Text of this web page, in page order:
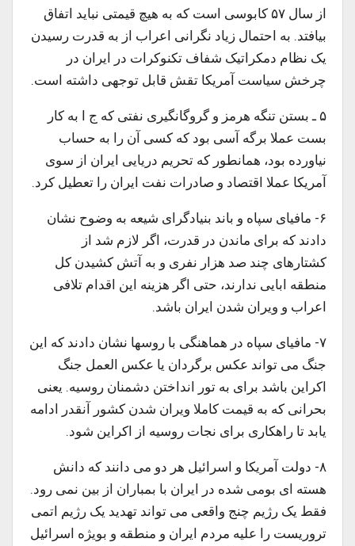
از سال ۵۷ کابوسی است که به هیچ قیمتی نباید اتفاق
بیافتد. به احتمال زیاد نگرانی اعراب از به قدرت رسیدن
یک نظام دمکراتیک شفاف تکنوکرات در ایران در
چرخش سیاست آمریکا تقش قابل توجهی داشته است.
۵ ـ بستن تنگه هرمز و گروگانگیری نفتی که ج ا به کار
بست عملا برگه آسی بود که کسی آن را به حساب
نیاورده بود، همانطور که تحریم دریایی ایران از سوی
آمریکا عملا اقتصاد و صادرات نفت ایران را تعطیل کرد.
۶- مافیای سپاه و باند بنیادگرای شیعه به وضوح نشان
دادند که برای ماندن در قدرت، اگر لازم شد از
کشتارهای چند صد هزار نفری و به آتش کشیدن کل
منطقه ابایی ندارند، حتی اگر هزینه این اقدام تلافی
اعراب و ویران شدن ایران باشد.
۷- مافیای سپاه در هماهنگی با روسها نشان دادند که این
جنگ می تواند عکس برگردان یا عکس العمل جنگ
اکراین باشد برای به تور انداختن دشمنان روسیه. یعنی
بحرانی که به قیمت کاملا ویران شدن کشور آنقدر ادامه
یابد تا راهکاری برای نجات روسیه از اکراین شود.
۸- دولت آمریکا و اسرائیل هر دو می دانند که دانش
هسته ای بومی شده در ایران با بمباران از بین نمی رود.
فقط یک رژیم چنج واقعی می تواند تهدید یک رژیم اتمی
تروریست را علیه مردم ایران و منطقه و بویژه اسرائیل